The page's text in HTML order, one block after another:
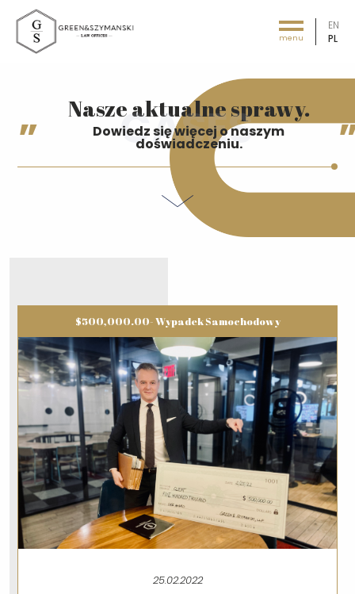
menu
EN
PL
Nasze aktualne sprawy.
Dowiedz się więcej o naszym
doświadczeniu.
$500,000.00- Wypadek Samochodowy
25.02.2022